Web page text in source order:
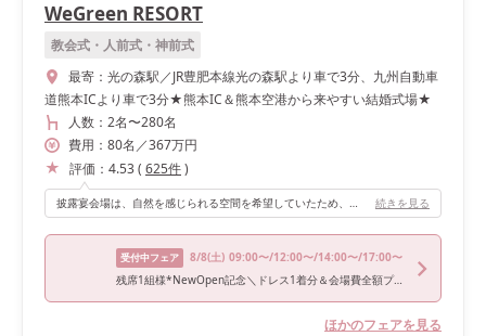
WeGreen RESORT
教会式・人前式・神前式
最寄： 光の森駅／JR豊肥本線光の森駅より車で3分、九州自動車
道熊本ICより車で3分★熊本IC＆熊本空港から来やすい結婚式場★
人数： 2名〜280名
費用： 80名 ／367万円
評価： 4.53( 625件)
披露宴会場は、自然を感じられる空間を希望していたため、フォレストデッキを選びました。落ち着いた緑色の椅子が会場全体の雰囲気に馴染んでおり、ゲストの皆さまにもリラックスして過ごしていただけたのではないかと思います。 入場口の扉がとても大きいため、入場シーンをより印象的に演出できるのも魅力でした。デッキからの入場も可能なので、お色直し後の再入場では雰囲気を変えた演出を取り入れることができます。 また、私たちは利用しませんでしたが、デッキでデザートビュッフェを行うこともできるため、ゲストへのおもてなしを重視したい方にもぴったりの会場だと感じました。 そして、壁面の装飾やデザインがおしゃれなところもお気に入りのポイントです。特にメイン席の後ろは石調のタイルになっており、装花を控えめにしても十分に写真映えします。 後方のカーテンは開けた時と閉めた時とで印象が変わるため、さまざまな雰囲気の写真を残せるのも魅力でした。 チャペルと同様に大きな窓からは緑が見え、自然を身近に感じながら過ごせるのも嬉しいポイントです。落ち着きと開放感のある空間で、ゲストの皆さまとゆったりとした時間を過ごすことができました。 続きを見る
受付中フェア 8/8(土) 09:00〜/12:00〜/14:00〜/17:00〜
残席1組様*NewOpen記念＼ドレス1着分＆会場費全額プレゼント／熊本イチ新しい選べる3つの新設会場見学＆5品コース試食付き
ほかのフェアを見る